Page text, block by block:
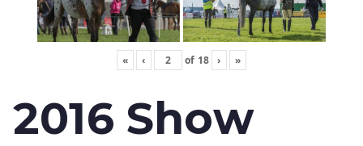
« ‹ of 18 › »
2016 Show